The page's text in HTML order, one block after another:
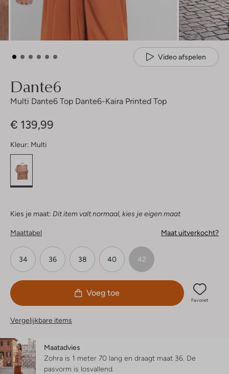
Video afspelen
Dante6
Multi Dante6 Top Dante6-Kaira Printed Top
€ 139,99
Kleur: Multi
Kies je maat: Dit item valt normaal, kies je eigen maat
Maattabel Maat uitverkocht?
34 36 38 40 42
Voeg toe
Favoriet
Vergelijkbare items
Maatadvies
Zohra is 1 meter 70 lang en draagt maat 36. De
pasvorm is losvallend